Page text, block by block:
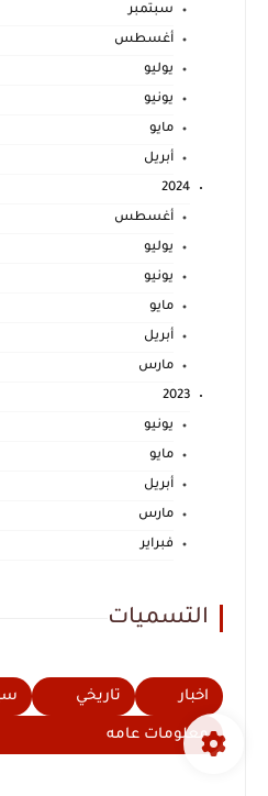
سبتمبر
أغسطس
يوليو
يونيو
مايو
أبريل
2024
أغسطس
يوليو
يونيو
مايو
أبريل
مارس
2023
يونيو
مايو
أبريل
مارس
فبراير
التسميات
اخبار تاريخي
معلومات عامه